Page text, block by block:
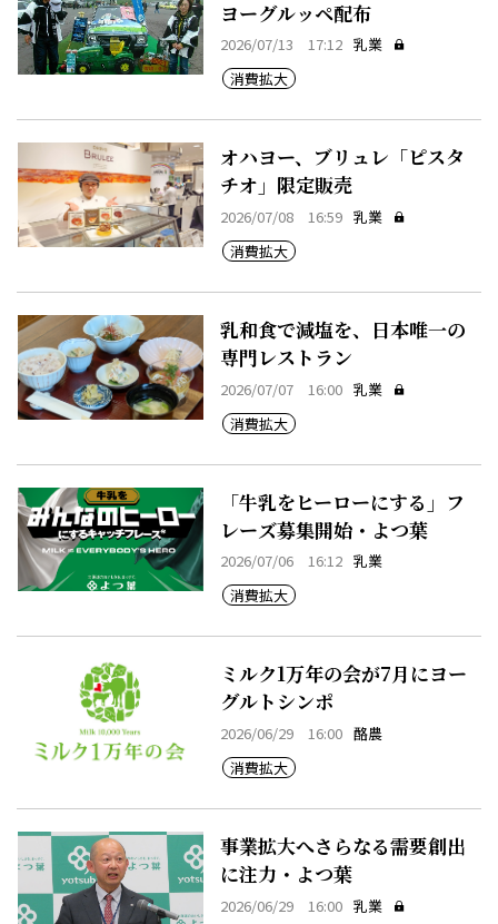
ヨーグルッペ配布
2026/07/13 17:12 乳業
消費拡大
オハヨー、ブリュレ「ピスタ
チオ」限定販売
2026/07/08 16:59 乳業
消費拡大
乳和食で減塩を、日本唯一の
専門レストラン
2026/07/07 16:00 乳業
消費拡大
「牛乳をヒーローにする」フ
レーズ募集開始・よつ葉
2026/07/06 16:12 乳業
消費拡大
ミルク1万年の会が7月にヨー
グルトシンポ
2026/06/29 16:00 酪農
消費拡大
事業拡大へさらなる需要創出
に注力・よつ葉
2026/06/29 16:00 乳業